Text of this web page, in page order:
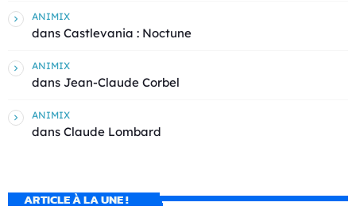
ANIMIX
dans Castlevania : Noctune
ANIMIX
dans Jean-Claude Corbel
ANIMIX
dans Claude Lombard
ARTICLE À LA UNE !